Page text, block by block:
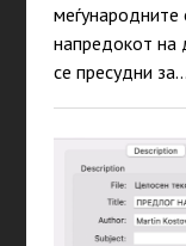
меѓународните
напредокот на
се пресудни за…